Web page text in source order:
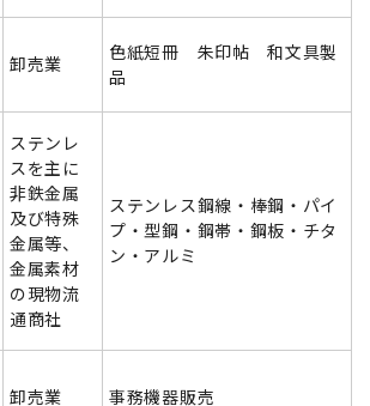
卸売業
色紙短冊 朱印帖 和文具製
品
ステンレ
スを主に
非鉄金属
及び特殊
金属等、
金属素材
の現物流
通商社
ステンレス鋼線・棒鋼・パイ
プ・型鋼・鋼帯・鋼板・チタ
ン・アルミ
卸売業 事務機器販売